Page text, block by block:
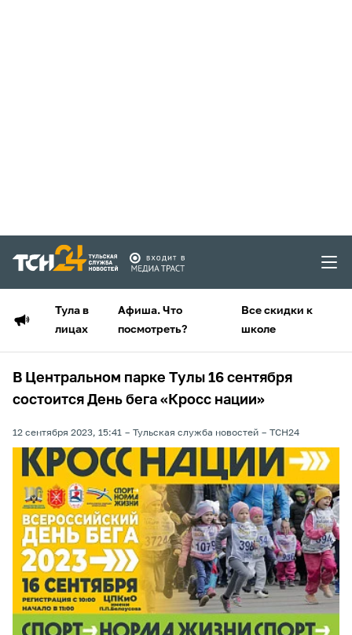
Тула в
лицах
Афиша. Что
посмотреть?
Все скидки к
школе
В Центральном парке Тулы 16 сентября
состоится День бега «Кросс нации»
12 сентября 2023, 15:41 Тульская служба новостей ТСН24